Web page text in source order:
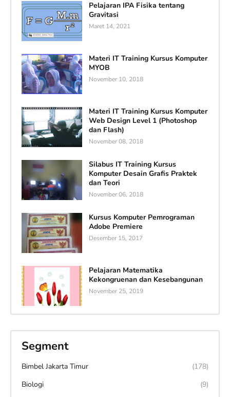
Pelajaran IPA Fisika tentang
Gravitasi
Maret 14, 2021
Materi IT Training Kursus Komputer
MYOB
November 10, 2018
Materi IT Training Kursus Komputer
Web Design Level 1 (Photoshop
dan Flash)
November 08, 2018
Silabus IT Training Kursus
Komputer Desain Grafis Praktek
dan Teori
November 06, 2018
Kursus Komputer Pemrograman
Adobe Premiere
Desember 15, 2017
Pelajaran Matematika
Kekongruenan dan Kesebangunan
November 25, 2019
Segment
Bimbel Jakarta Timur
(178)
Biologi
(9)